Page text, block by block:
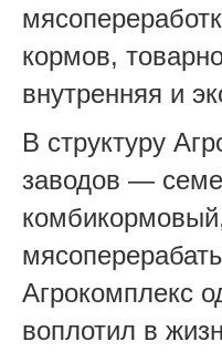
кормов,
внутренняя и
В структуру
заводов —
Агрокомплекс
воплотил в